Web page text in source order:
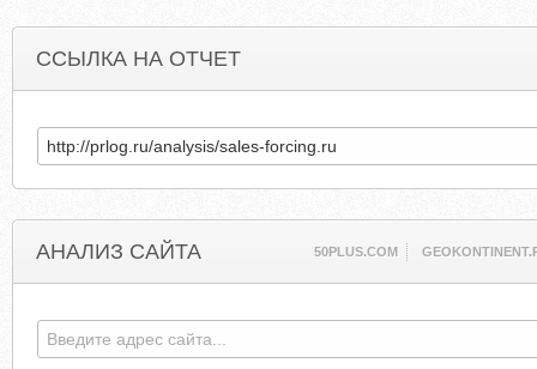
ССЫЛКА НА ОТЧЕТ
АНАЛИЗ САЙТА 50PLUS.COM